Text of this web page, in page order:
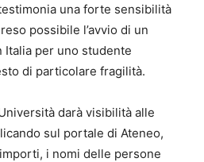
una forte sensibilità
possibile l’avvio di un
per uno studente
di particolare fragilità.
darà visibilità alle
sul portale di Ateneo,
i nomi delle persone